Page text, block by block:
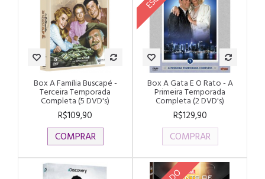
Box A Família Buscapé -
Terceira Temporada
Completa (5 DVD's)
R$109,90
COMPRAR
Box A Gata E O Rato - A
Primeira Temporada
Completa (2 DVD's)
R$129,90
COMPRAR